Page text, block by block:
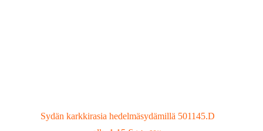
Sydän karkkirasia hedelmäsydämillä 501145.D